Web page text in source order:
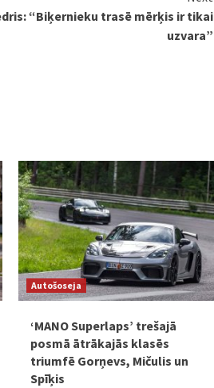
“Biķernieku trasē mērķis ir tikai
uzvara”
Autošoseja
‘MANO Superlaps’ trešajā
posmā ātrākajās klasēs
triumfē Gorņevs, Mičulis un
Spīķis